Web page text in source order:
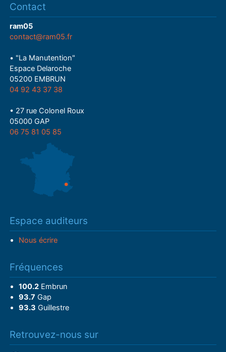
Contact
ram05
contact@ram05.fr
• "La Manutention"
Espace Delaroche
05200 EMBRUN
04 92 43 37 38
• 27 rue Colonel Roux
05000 GAP
06 75 81 05 85
Espace auditeurs
Nous écrire
Fréquences
100.2Embrun
93.7 Gap
93.3 Guillestre
Retrouvez-nous sur